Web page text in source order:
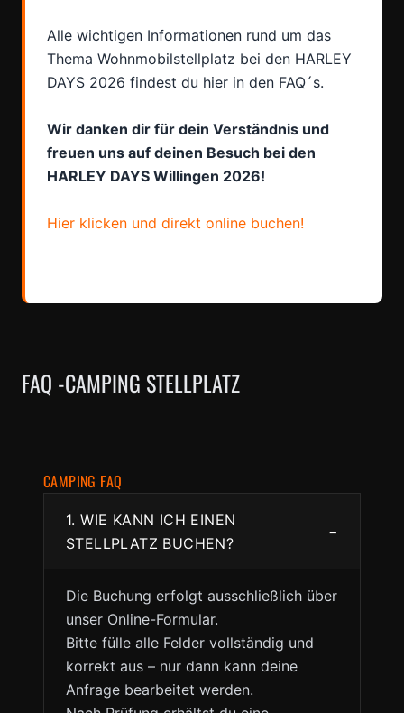
Alle wichtigen Informationen rund um das
Thema Wohnmobilstellplatz bei den HARLEY
DAYS 2026 findest du hier in den FAQ´s.
Wir danken dir für dein Verständnis und
freuen uns auf deinen Besuch bei den
HARLEY DAYS Willingen 2026!
Hier klicken und direkt online buchen!
FAQ -CAMPING STELLPLATZ
CAMPING FAQ
1. WIE KANN ICH EINEN
STELLPLATZ BUCHEN?
−
Die Buchung erfolgt ausschließlich über
unser Online-Formular.
Bitte fülle alle Felder vollständig und
korrekt aus – nur dann kann deine
Anfrage bearbeitet werden.